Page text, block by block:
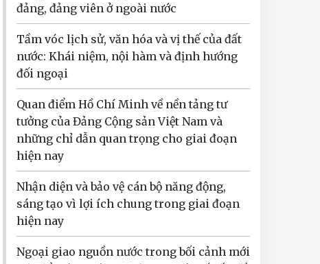
đảng, đảng viên ở ngoài nước
Tầm vóc lịch sử, văn hóa và vị thế của đất
nước: Khái niệm, nội hàm và định hướng
đối ngoại
Quan điểm Hồ Chí Minh về nền tảng tư
tưởng của Đảng Cộng sản Việt Nam và
những chỉ dẫn quan trọng cho giai đoạn
hiện nay
Nhận diện và bảo vệ cán bộ năng động,
sáng tạo vì lợi ích chung trong giai đoạn
hiện nay
Ngoại giao nguồn nước trong bối cảnh mới